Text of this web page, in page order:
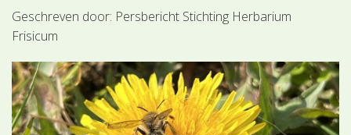
Plantengemeenschappen
Geschreven door: Persbericht Stichting Herbarium
Frisicum